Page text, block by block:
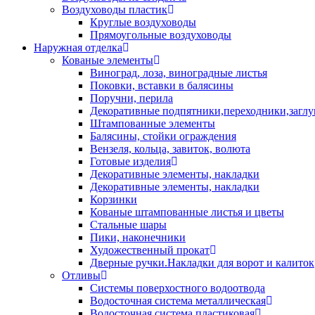
Воздуховоды пластик
Круглые воздуховоды
Прямоугольные воздуховоды
Наружная отделка
Кованые элементы
Виноград, лоза, виноградные листья
Поковки, вставки в балясины
Поручни, перила
Декоративные
Штампованные элементы
Балясины, стойки ограждения
Вензеля, кольца, завиток, волюта
Готовые изделия
Декоративные элементы, накладки
Декоративные элементы, накладки
Корзинки
Кованые штампованные листья и цветы
Стальные шары
Пики, наконечники
Художественный прокат
Дверные ручки.Накладки для ворот и калиток
Отливы
Системы поверхостного водоотвода
Водосточная система металлическая